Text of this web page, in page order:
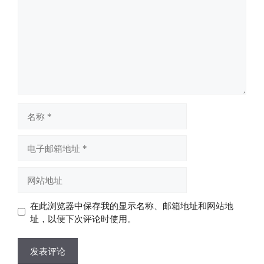
址
址
在此浏览器中保存我的显示名称、邮箱地址和网站地
址，以便下次评论时使用。